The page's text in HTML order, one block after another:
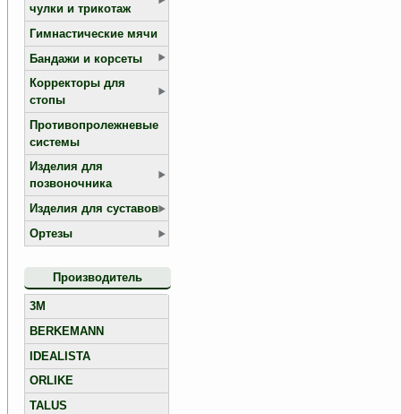
чулки и трикотаж
Гимнастические мячи
Бандажи и корсеты
Корректоры для
стопы
Противопролежневые
системы
Изделия для
позвоночника
Изделия для суставов
Ортезы
Производитель
3M
BERKEMANN
IDEALISTA
ORLIKE
TALUS